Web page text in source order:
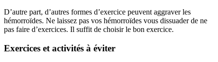
D’autre part, d’autres formes d’exercice peuvent aggraver les
hémorroïdes. Ne laissez pas vos hémorroïdes vous dissuader de ne
pas faire d’exercices. Il suffit de choisir le bon exercice.
Exercices et activités à éviter